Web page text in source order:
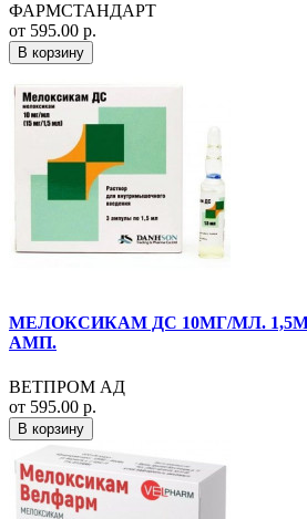
ФАРМСТАНДАРТ
от 595.00 р.
В корзину
МЕЛОКСИКАМ ДС 10МГ/МЛ.
АМП.
ВЕТПРОМ АД
от 595.00 р.
В корзину